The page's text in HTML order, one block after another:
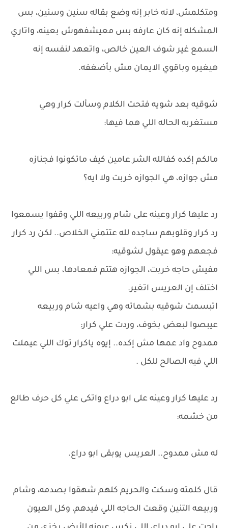
ومتكلمش، لانه خابر إنه وضع بقاله سنين وسنين، بس
المشكله إنه كان عارفه بس معيشفهوش بعينه، واتاري
السمع غير شوف العين خالص، واتعهد لنفسه إنه
هيغيره وباقوي الايمان مش بأضغفه.
شوقيه بعد شويه فتحت الكلام وسألت كرار وهي
مستغربه الحاله اللي هما فيها:
مالكم إكده كفالله الشر عامين كيف ماتكونوا فجنازه
مش جوازه، هي الجوازه خربت ولا ايه؟
رد عليها كرار وعينه على شام وربيعه اللي وقفوا يسمعوا
رد كرار وقلوبهم ساجده لله عتتمني الخلاص.. لكن رد كرار
فجعهم وهو عيقول لشوقيه:
مفيش حاجه خربت، الجوازه هتتم فمعادها، بس اللي
اختلف إن العريس اتغير.
اتبسمت شوقيه بشماته وهي واعيه شام وربيعه
عيبصوا لبعض بخوف، وردت علي كرار:
ممدوح واد عمها مش إكده.. إيوه ياكرار توك اللي عيملت
اللي فيه الصالح للكل .
رد عليها كرار وعينه على ابو دراع واتكى علي كل حرف طالع
من خشمه:
له مش ممدوح.. العريس يوبقى ابو دراع.
قال كلمته وسكت والحريم كلهم شهقوا بصدمه، وشام
وربيعه التنين وقعت الحاجه اللي فيدهم، وكل العيون